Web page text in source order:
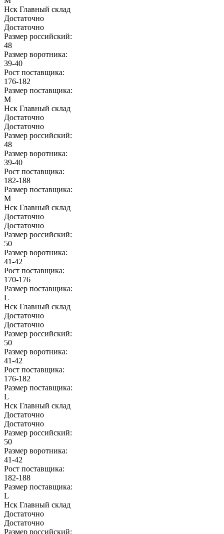
Нск Главный склад
Достаточно
Достаточно
Размер российский:
48
Размер воротника:
39-40
Рост поставщика:
176-182
Размер поставщика:
M
Нск Главный склад
Достаточно
Достаточно
Размер российский:
48
Размер воротника:
39-40
Рост поставщика:
182-188
Размер поставщика:
M
Нск Главный склад
Достаточно
Достаточно
Размер российский:
50
Размер воротника:
41-42
Рост поставщика:
170-176
Размер поставщика:
L
Нск Главный склад
Достаточно
Достаточно
Размер российский:
50
Размер воротника:
41-42
Рост поставщика:
176-182
Размер поставщика:
L
Нск Главный склад
Достаточно
Достаточно
Размер российский:
50
Размер воротника:
41-42
Рост поставщика:
182-188
Размер поставщика:
L
Нск Главный склад
Достаточно
Достаточно
Размер российский: